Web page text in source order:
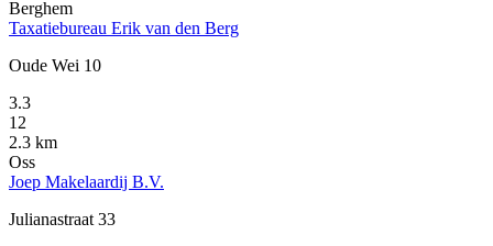
Berghem
Taxatiebureau Erik van den Berg
Oude Wei 10
3.3
12
2.3 km
Oss
Joep Makelaardij B.V.
Julianastraat 33